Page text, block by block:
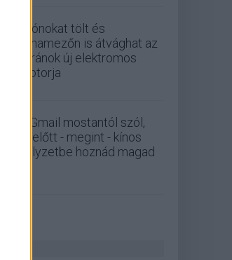
Drónokat tölt és
aknamezőn is átvághat az
ukránok új elektromos
motorja
A Gmail mostantól szól,
mielőtt - megint - kínos
helyzetbe hoznád magad